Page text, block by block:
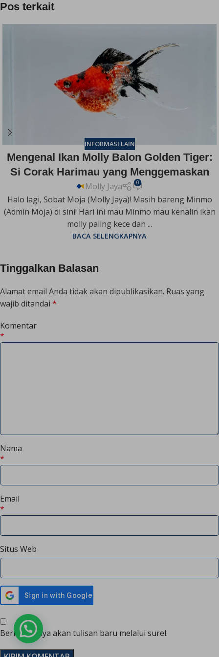
Pos terkait
INFORMASI LAIN
Mengenal Ikan Molly Balon Golden Tiger:
Si Corak Harimau yang Menggemaskan
Molly Jaya 0
Halo lagi, Sobat Moja (Molly Jaya)! Masih bareng Minmo
(Admin Moja) di sini! Hari ini mau Minmo mau kenalin ikan
molly paling kece dan ...
BACA SELENGKAPNYA
Tinggalkan Balasan
Alamat email Anda tidak akan dipublikasikan. Ruas yang
wajib ditandai *
Komentar
*
Nama
*
Email
*
Situs Web
Beritahu saya akan tulisan baru melalui surel.
Chat Admin